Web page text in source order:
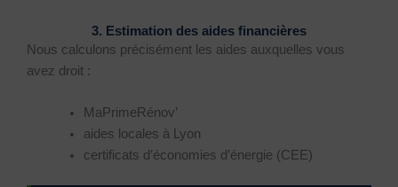
3. Estimation des aides financières
Nous calculons précisément les aides auxquelles vous
avez droit :
MaPrimeRénov’
aides locales à Lyon
certificats d’économies d’énergie (CEE)